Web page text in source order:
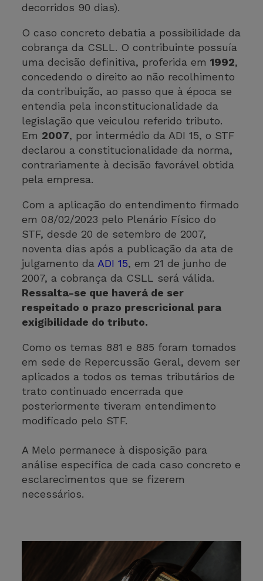
decorridos 90 dias).
O caso concreto debatia a possibilidade da
cobrança da CSLL. O contribuinte possuía
uma decisão definitiva, proferida em1992,
concedendo o direito ao não recolhimento
da contribuição, ao passo que à época se
entendia pela inconstitucionalidade da
legislação que veiculou referido tributo.
Em 2007, por intermédio da ADI 15, o STF
declarou a constitucionalidade da norma,
contrariamente à decisão favorável obtida
pela empresa.
Com a aplicação do entendimento firmado
em 08/02/2023 pelo Plenário Físico do
STF, desde 20 de setembro de 2007,
noventa dias após a publicação da ata de
julgamento daADI 15, em 21 de junho de
2007, a cobrança da CSLL será válida.
Ressalta-se que haverá de ser
respeitado o prazo prescricional para
exigibilidade do tributo.
Como os temas 881 e 885 foram tomados
em sede de Repercussão Geral, devem ser
aplicados a todos os temas tributários de
trato continuado encerrada que
posteriormente tiveram entendimento
modificado pelo STF.
A Melo permanece à disposição para
análise específica de cada caso concreto e
esclarecimentos que se fizerem
necessários.